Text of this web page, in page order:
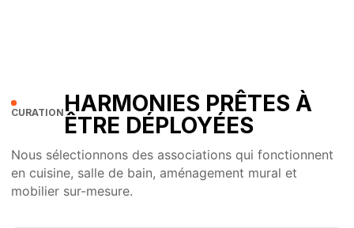
CURATION HARMONIES PRÊTES À
ÊTRE DÉPLOYÉES
Nous sélectionnons des associations qui fonctionnent
en cuisine, salle de bain, aménagement mural et
mobilier sur-mesure.